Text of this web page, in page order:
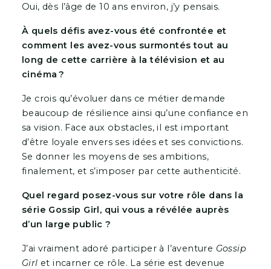
Oui, dès l’âge de 10 ans environ, j’y pensais.
À quels défis avez-vous été confrontée et
comment les avez-vous surmontés tout au
long de cette carrière à la télévision et au
cinéma ?
Je crois qu’évoluer dans ce métier demande
beaucoup de résilience ainsi qu’une confiance en
sa vision. Face aux obstacles, il est important
d’être loyale envers ses idées et ses convictions.
Se donner les moyens de ses ambitions,
finalement, et s’imposer par cette authenticité.
Quel regard posez-vous sur votre rôle dans la
série Gossip Girl, qui vous a révélée auprès
d’un large public ?
J’ai vraiment adoré participer à l’aventure Gossip
Girl et incarner ce rôle. La série est devenue